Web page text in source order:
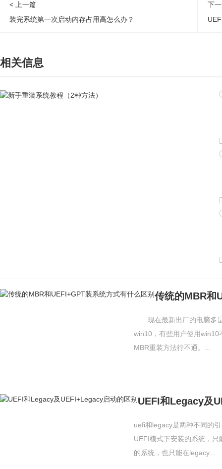
< 上一篇
装完系统第一次启动内存占用高怎么办？
下
相关信息
传统的MBR和
现在最新出厂的电脑多是
win10，有些用户使用
MBR重装方法行不通。...
UEFI和Legacy及
uefi和legacy是两种不同的
UEFI模式下安装的系统，
的系统，也只能在legacy...